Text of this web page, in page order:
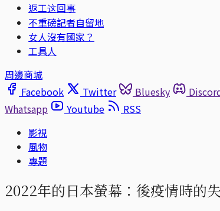
返工这回事
不重磅記者自留地
女人沒有國家？
工具人
周邊商城
Facebook
Twitter Bluesky
Whatsapp
Youtube
RSS
影視
風物
專題
2022年的日本螢幕：後疫情時的